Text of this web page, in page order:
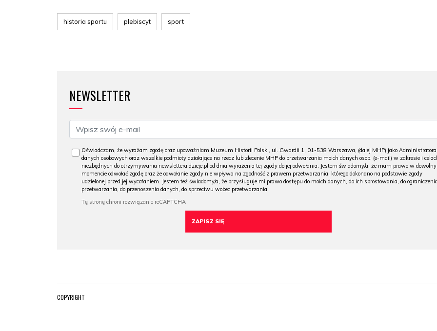
historia sportu plebiscyt sport
NEWSLETTER
Oświadczam, że wyrażam zgodę oraz upoważniam Muzeum Historii Polski, ul. Gwardii 1, 01-538 Warszawa, (dalej MHP) jako Administratora
danych osobowych oraz wszelkie podmioty działające na rzecz lub zlecenie MHP do przetwarzania moich danych osob. (e-mail) w zakresie i
niezbędnych do otrzymywania newslettera dzieje.pl od dnia wyrażenia tej zgody do jej odwołania. Jestem świadomy/a, że mam prawo w
momencie odwołać zgodę oraz że odwołanie zgody nie wpływa na zgodność z prawem przetwarzania, którego dokonano na podstawie zgody
udzielonej przed jej wycofaniem. Jestem też świadomy/a, że przysługuje mi prawo dostępu do moich danych, do ich sprostowania, do ograniczenia
przetwarzania, do przenoszenia danych, do sprzeciwu wobec przetwarzania.
COPYRIGHT